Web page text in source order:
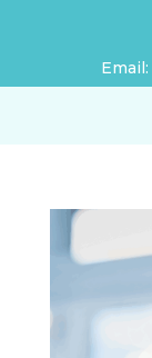
Email: